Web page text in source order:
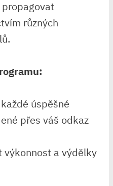
různých
úspěšné
přes váš odkaz
výkonnost a výdělky